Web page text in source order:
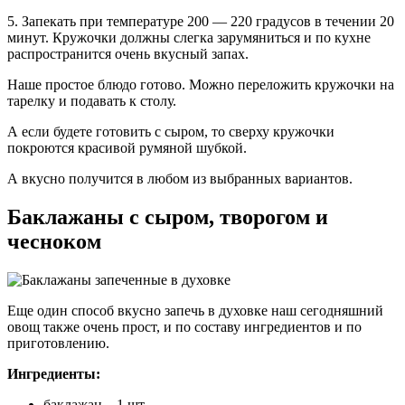
5. Запекать при температуре 200 — 220 градусов в течении 20
минут. Кружочки должны слегка зарумяниться и по кухне
распространится очень вкусный запах.
Наше простое блюдо готово. Можно переложить кружочки на
тарелку и подавать к столу.
А если будете готовить с сыром, то сверху кружочки
покроются красивой румяной шубкой.
А вкусно получится в любом из выбранных вариантов.
Баклажаны с сыром, творогом и
чесноком
Еще один способ вкусно запечь в духовке наш сегодняшний
овощ также очень прост, и по составу ингредиентов и по
приготовлению.
Ингредиенты: